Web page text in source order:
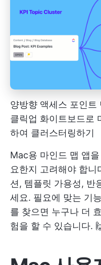
양방향 액세스 포인트
클릭업 화이트보드로
하여 클러스터링하기
Mac용 마인드 맵 앱
요한지 고려해야 합
션, 템플릿 가용성, 반
세요. 필요에 맞는 기
를 찾으면 누구나 더
험을 할 수 있습니다.